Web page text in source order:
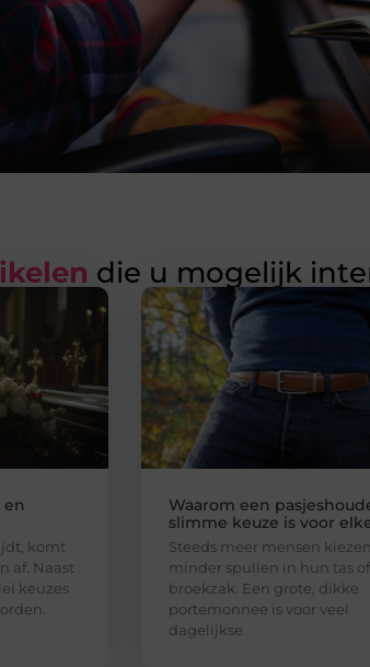
die u mogelijk
komt
af. Naast
keuzes
Waarom een
slimme keuze is voor
Steeds meer mensen
minder spullen in hun tas of
broekzak. Een grote, dikke
portemonnee is voor veel
dagelijkse